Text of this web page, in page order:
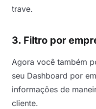
trave.
3. Filtro por
Agora você também
seu Dashboard por
informações de
cliente.